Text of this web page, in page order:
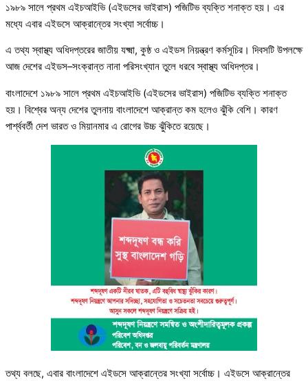
১৯৮৯ সালে প্রথম এইচআইভি (এইডসের ভাইরাস) পজিটিভ ব্যক্তি শনাক্ত হয়। এর
মধ্যে এবার এইডসে আক্রান্তের সংখ্যা সর্বোচ্চ।
এ তথ্য স্বাস্থ্য অধিদপ্তরের জাতীয় যক্ষ্মা, কুষ্ঠ ও এইডস নিয়ন্ত্রণ কর্মসূচির। দিবসটি উপলক্ষে
আজ দেশের এইডস–সংক্রান্ত নানা পরিসংখ্যান তুলে ধরবে স্বাস্থ্য অধিদপ্তর।
বাংলাদেশে ১৯৮৯ সালে প্রথম এইচআইভি (এইডসের ভাইরাস) পজিটিভ ব্যক্তি শনাক্ত
হয়। বিশ্বের অন্য দেশের তুলনায় বাংলাদেশে আক্রান্ত কম হলেও ঝুঁকি বেশি। কারণ
পার্শ্ববর্তী দেশ ভারত ও মিয়ানমার এ রোগের উচ্চ ঝুঁকিতে রয়েছে।
তথ্য বলছে, এবার বাংলাদেশে এইডসে আক্রান্তের সংখ্যা সর্বোচ্চ। এইডসে আক্রান্তের